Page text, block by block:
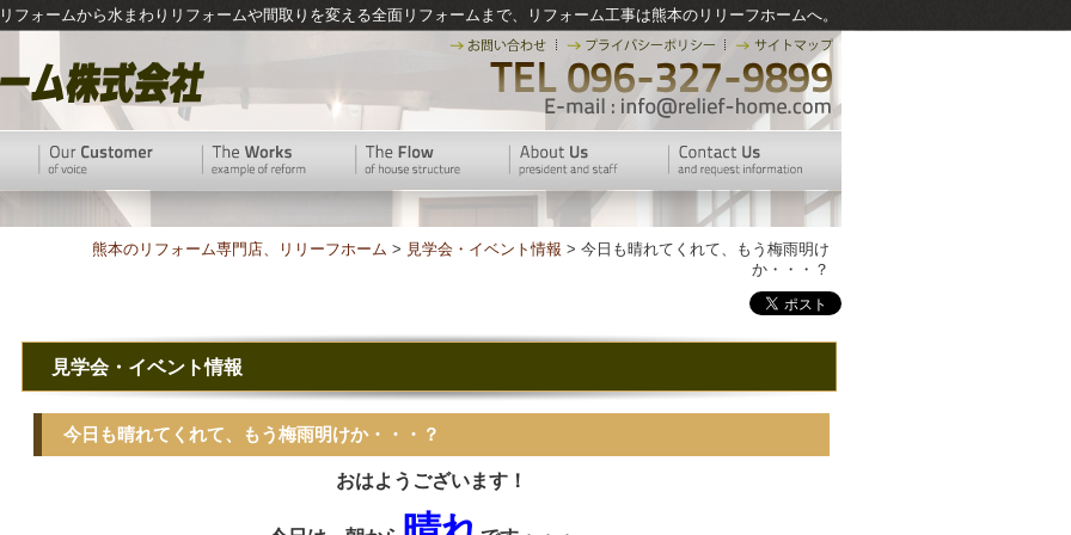
フォームから水まわりリフォームや間取りを変える全面リフォームまで、リフォーム工事は熊本のリリーフホームへ。
熊本のリフォーム専門店、リリーフホーム > 見学会・イベント情報 > 今日も晴れてくれて、もう梅雨明け
か・・・？
見学会・イベント情報
今日も晴れてくれて、もう梅雨明けか・・・？
おはようございます！